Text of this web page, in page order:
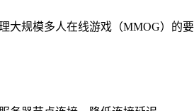
规模多人在线游戏（MMOG）的